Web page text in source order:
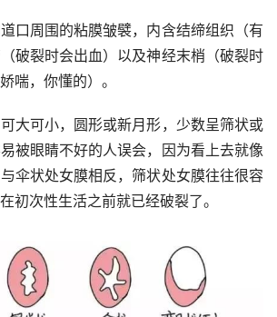
口周围的粘膜皱襞，内含结缔组织（有
破裂时会出血）以及神经末梢（破裂时
喘，你懂的）。
大可小，圆形或新月形，少数呈筛状或
被眼睛不好的人误会，因为看上去就像
伞状处女膜相反，筛状处女膜往往很容
初次性生活之前就已经破裂了。